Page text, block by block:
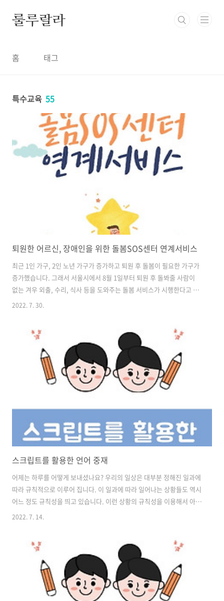
룰루랄라
홈 태그
특수교육 55
퇴원한 어르신, 장애인을 위한 돌봄SOS센터 연계서비스
최근 1인 가구, 2인 노년 가구가 증가하고 퇴원 후 돌봄이 필요한 가구가
증가했습니다. 그래서 서울시에서 8월 1일부터 퇴원 후 돌봐줄 사람이
없는 겨우 외출, 수리, 식사 등을 도와주는 돌봄 서비스가 시행한다고 합
니다. 이는 기존 돌봄 SOS 센터와 연계한 사업으로 자세히 알아보도록
공하며, 특히 갑작스러운 일시적 위기 상황에 대응하는 서비스를 제공하
는데 중점을 두고 있습니다. 본인 또는 가족의 돌봄과 관련하여 궁금증과
어려움을 가진 서울 시민을 대상으로 하며, 만 50세 이상 성인 또는 장애
인(전연령)이 주요 대상입니다. 중위소득 85% 이하인 겨우 전액 지..
2022. 7. 30.
스크립트를 활용한 언어 중재
어제는 하루를 어떻게 보내셨나요? 우리의 일상은 대부분 정해진 일과에
따라 규칙적으로 이루어 집니다. 이 일과에 따라 일어나는 상황들도 역시
어느 정도 규칙성을 띄고 있습니다. 이런 상황의 규칙성을 이용해서 아동
에게 자연스럽게 발화를 유도하고 언어 중재를 할 수 있습니다. 오늘은
을 말합니다. 예를 들어, 마트에서 장을 보는 것은 대부분 순서가 보편적
으로 정해져 있기 때문에 스크립트라고 할 수 있습니다. 자세히 살펴보면
마트에 들어가서 필요한 물건을 고르고 계산대에서 계산을 한 후 퇴장하
는 일련의 과정으로 이루어져 있으며, 이 과정은 매우 익숙하고 친숙한
상황입니다. 마치..
2022. 7. 14.